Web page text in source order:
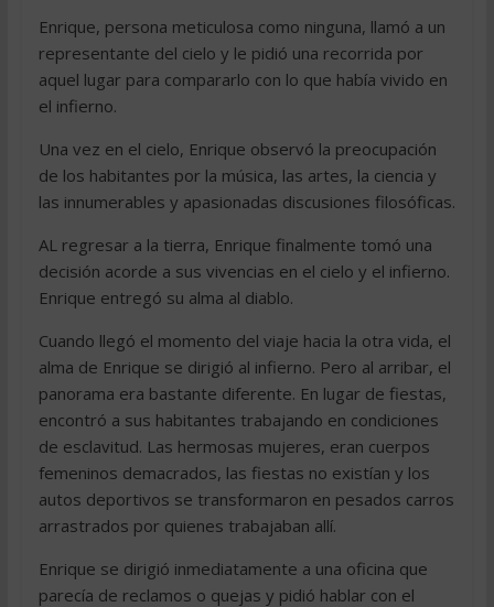
Enrique, persona meticulosa como ninguna, llamó a un
representante del cielo y le pidió una recorrida por
aquel lugar para compararlo con lo que había vivido en
el infierno.
Una vez en el cielo, Enrique observó la preocupación
de los habitantes por la música, las artes, la ciencia y
las innumerables y apasionadas discusiones filosóficas.
AL regresar a la tierra, Enrique finalmente tomó una
decisión acorde a sus vivencias en el cielo y el infierno.
Enrique entregó su alma al diablo.
Cuando llegó el momento del viaje hacia la otra vida, el
alma de Enrique se dirigió al infierno. Pero al arribar, el
panorama era bastante diferente. En lugar de fiestas,
encontró a sus habitantes trabajando en condiciones
de esclavitud. Las hermosas mujeres, eran cuerpos
femeninos demacrados, las fiestas no existían y los
autos deportivos se transformaron en pesados carros
arrastrados por quienes trabajaban allí.
Enrique se dirigió inmediatamente a una oficina que
parecía de reclamos o quejas y pidió hablar con el